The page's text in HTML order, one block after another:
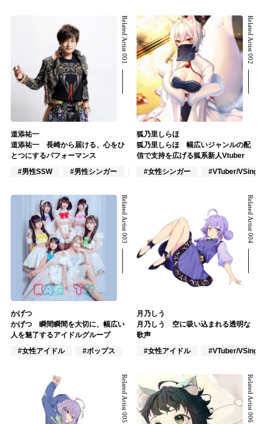
Related Artist 001
道添祐一
道添祐一 長崎から届ける、心をひ
とつにするパフォーマンス
#男性SSW
#男性シンガー #インディーズ
Related Artist 002
狐乃里しらほ
狐乃里しらほ 幅広いジャンルの配
信で支持を広げる狐系新人Vtuber
#女性シンガー
#VTuber/VSinger
Related Artist 003
かげつ
かげつ 瞬間瞬間を大切に、幅広い
人を魅了するアイドルグループ
#女性アイドル
#ポップス
Related Artist 004
月乃しう
月乃しう 空に吸い込まれる透明な
歌声
#女性アイドル
#VTuber/VSinger
Related Artist 005 Related Artist 006